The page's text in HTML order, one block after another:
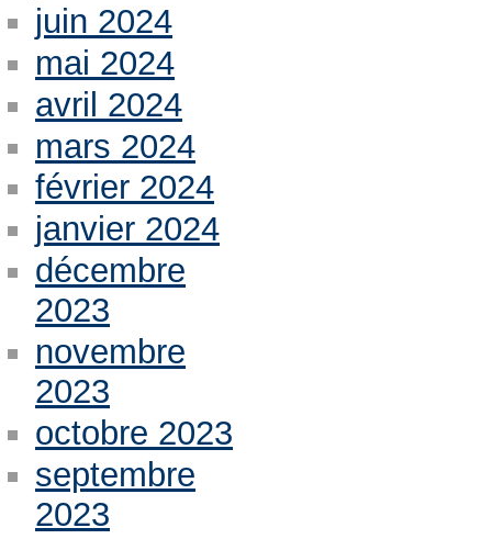
juin 2024
mai 2024
avril 2024
mars 2024
février 2024
janvier 2024
décembre
2023
novembre
2023
octobre 2023
septembre
2023